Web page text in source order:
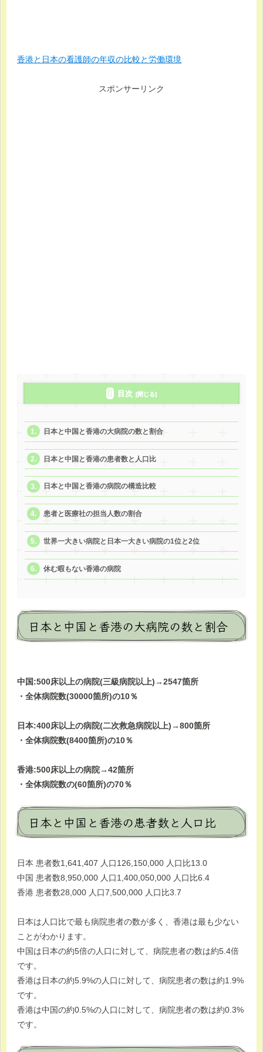
香港と日本の看護師の年収の比較と労働環境
スポンサーリンク
目次
日本と中国と香港の大病院の数と割合
日本と中国と香港の患者数と人口比
日本と中国と香港の病院の構造比較
患者と医療社の担当人数の割合
世界一大きい病院と日本一大きい病院の1位と2位
休む暇もない香港の病院
日本と中国と香港の大病院の数と割合
中国:500床以上の病院(三級病院以上)→2547箇所
・全体病院数(30000箇所)の10％
日本:400床以上の病院(二次救急病院以上)→800箇所
・全体病院数(8400箇所)の10％
香港:500床以上の病院→42箇所
・全体病院数の(60箇所)の70％
日本と中国と香港の患者数と人口比
日本 患者数1,641,407 人口126,150,000 人口比13.0
中国 患者数8,950,000 人口1,400,050,000 人口比6.4
香港 患者数28,000 人口7,500,000 人口比3.7
日本は人口比で最も病院患者の数が多く、香港は最も少ない
ことがわかります。
中国は日本の約5倍の人口に対して、病院患者の数は約5.4倍
です。
香港は日本の約5.9%の人口に対して、病院患者の数は約1.9%
です。
香港は中国の約0.5%の人口に対して、病院患者の数は約0.3%
です。